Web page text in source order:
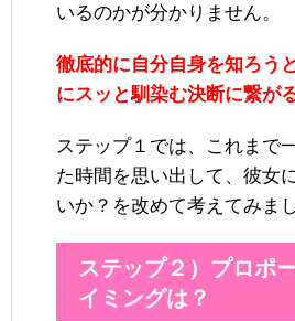
いるのかが分かりません。
徹底的に自分自身を知ろう
にスッと馴染む決断に繋が
ステップ１では、これまで
た時間を思い出して、彼女
いか？を改めて考えてみま
ステップ２）プロポ
イミングは？